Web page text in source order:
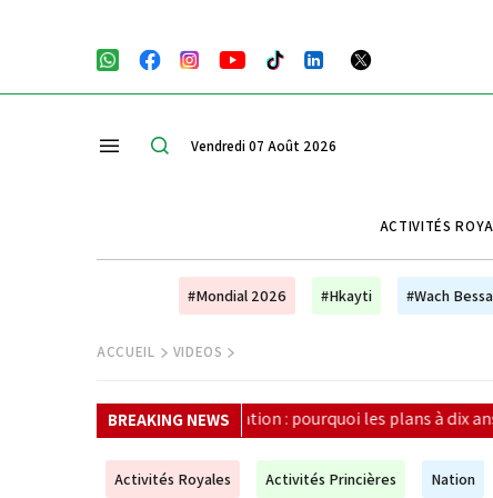
Vendredi 07 Août 2026
ACTIVITÉS
#Mondial 2026 #Hkayti #Wach
ACCUEIL VIDEOS
BREAKING NEWS
: pourquoi les plans à dix ans ne suffisent plus (Unesco)
Activités Royales Activités Princières Nation